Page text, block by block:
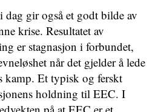
gir også et godt bilde av
krise. Resultatet av
er stagnasjon i forbundet,
når det gjelder å lede
kamp. Et typisk og ferskt
holdning til EEC. I